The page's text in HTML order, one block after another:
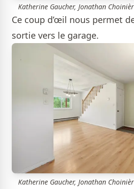
Katherine Gaucher, Jonathan
Ce coup d’œil nous permet
sortie vers le garage.
Katherine Gaucher, Jonathan